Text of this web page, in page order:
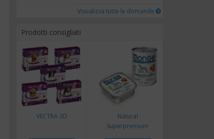
Visualizza tutte le domande
Prodotti consigliati
VECTRA 3D
Natural
Superpremium